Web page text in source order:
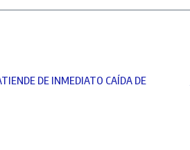
DE INMEDIATO CAÍDA DE